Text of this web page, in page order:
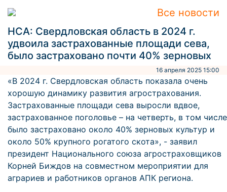
Все новости
НСА: Свердловская область в 2024 г.
удвоила застрахованные площади сева,
было застраховано почти 40% зерновых
16 апреля 2025 15:00
«В 2024 г. Свердловская область показала очень
хорошую динамику развития агрострахования.
Застрахованные площади сева выросли вдвое,
застрахованное поголовье – на четверть, в том числе
было застраховано около 40% зерновых культур и
около 50% крупного рогатого скота», - заявил
президент Национального союза агростраховщиков
Корней Биждов на совместном мероприятии для
аграриев и работников органов АПК региона.